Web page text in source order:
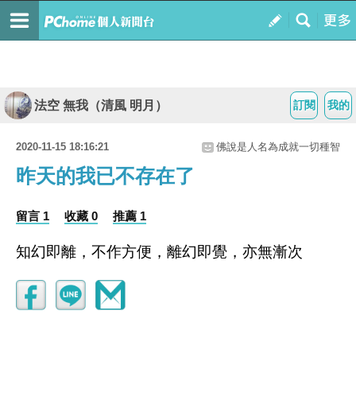
我的
訂閱
法空 無我（清風 明月）
2020-11-15 18:16:21 佛說是人名為成就一切種智
昨天的我已不存在了
留言 1 收藏 0 推薦 1
知幻即離，不作方便，離幻即覺，亦無漸次